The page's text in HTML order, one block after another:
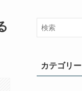
カテゴリー